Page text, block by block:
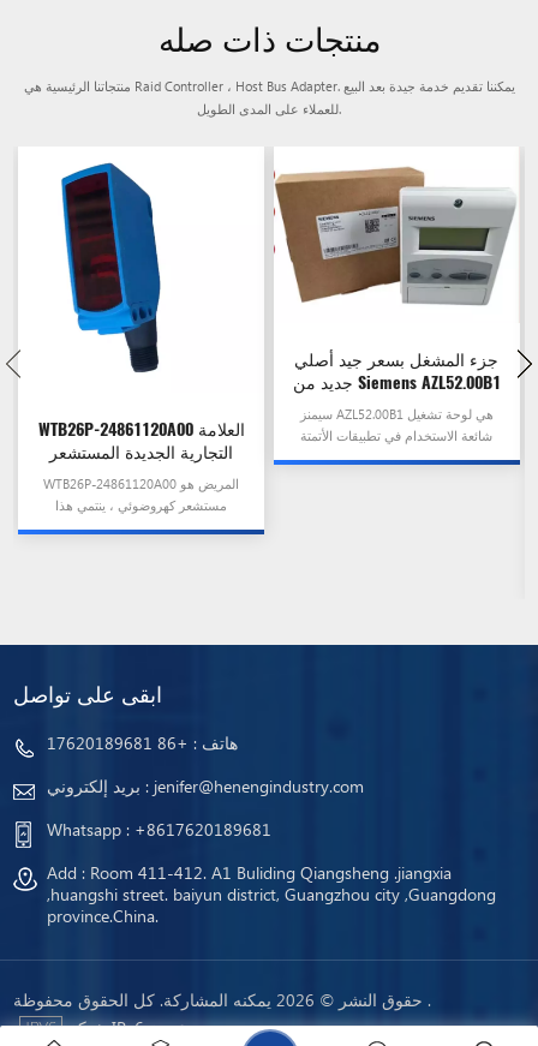
منتجات ذات صله
منتجاتنا الرئيسية هي Raid Controller ، Host Bus Adapter. يمكننا تقديم خدمة جيدة بعد البيع
للعملاء على المدى الطويل.
WTB26P-24861120A00 العلامة
التجارية الجديدة المستشعر
الكهروضوئي المستورد 1115766
WTB26P-24861120A00 المريض هو
مستشعر كهروضوئي ، ينتمي هذا
المستشعر إلى سلسلة WTB26.
جزء المشغل بسعر جيد أصلي
جديد من Siemens AZL52.00B1
سيمنز AZL52.00B1 هي لوحة تشغيل
شائعة الاستخدام في تطبيقات الأتمتة
الصناعية.
ابقى على تواصل
هاتف : +86 17620189681
بريد إلكتروني : jenifer@henengindustry.com
Whatsapp : +8617620189681
Add : Room 411-412. A1 Buliding Qiangsheng .jiangxia
,huangshi street. baiyun district, Guangzhou city ,Guangdong
province.China.
حقوق النشر © 2026 يمكنه المشاركة. كل الحقوق محفوظة .
شبكة IPv6 مدعومة